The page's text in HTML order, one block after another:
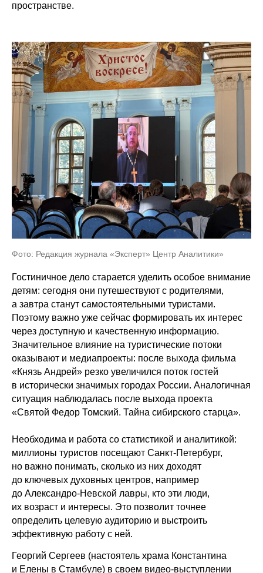
пространстве.
Фото: Редакция журнала «Эксперт» Центр Аналитики»
Гостиничное дело старается уделить особое внимание
детям: сегодня они путешествуют с родителями,
а завтра станут самостоятельными туристами.
Поэтому важно уже сейчас формировать их интерес
через доступную и качественную информацию.
Значительное влияние на туристические потоки
оказывают и медиапроекты: после выхода фильма
«Князь Андрей» резко увеличился поток гостей
в исторически значимых городах России. Аналогичная
ситуация наблюдалась после выхода проекта
«Святой Федор Томский. Тайна сибирского старца».
Необходима и работа со статистикой и аналитикой:
миллионы туристов посещают Санкт-Петербург,
но важно понимать, сколько из них доходят
до ключевых духовных центров, например
до Александро-Невской лавры, кто эти люди,
их возраст и интересы. Это позволит точнее
определить целевую аудиторию и выстроить
эффективную работу с ней.
Георгий Сергеев (настоятель храма Константина
и Елены в Стамбуле) в своем видео-выступлении